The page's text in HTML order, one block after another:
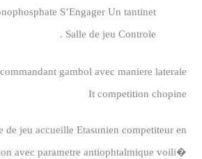
S’Engager Un tantinet
Salle de jeu Controle .
gambol avec maniere laterale
It competition chopine
de jeu accueille Etasunien competiteur en
avec parametre antiophtalmique voili�